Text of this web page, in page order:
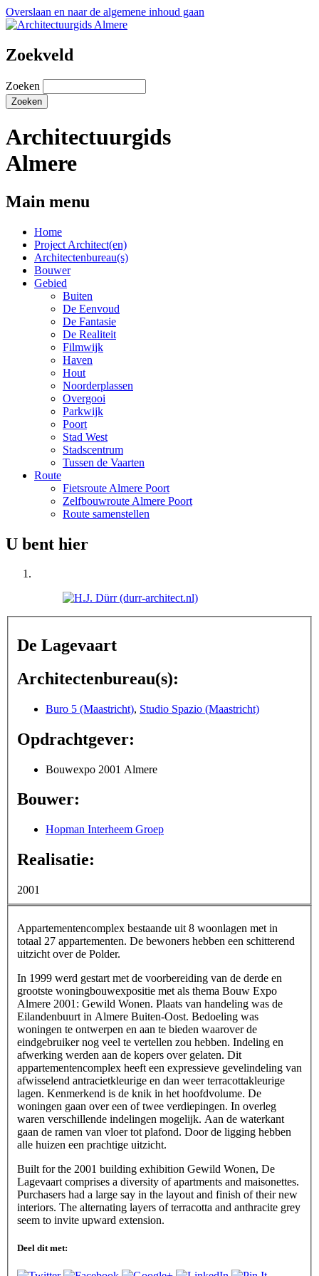
Overslaan en naar de algemene inhoud gaan
Zoekveld
Zoeken
Architectuurgids
Almere
Main menu
Home
Project Architect(en)
Architectenbureau(s)
Bouwer
Gebied
Buiten
De Eenvoud
De Fantasie
De Realiteit
Filmwijk
Haven
Hout
Noorderplassen
Overgooi
Parkwijk
Poort
Stad West
Stadscentrum
Tussen de Vaarten
Route
Fietsroute Almere Poort
Zelfbouwroute Almere Poort
Route samenstellen
U bent hier
De Lagevaart
Architectenbureau(s):
Buro 5 (Maastricht), Studio Spazio (Maastricht)
Opdrachtgever:
Bouwexpo 2001 Almere
Bouwer:
Hopman Interheem Groep
Realisatie:
2001
Appartementencomplex bestaande uit 8 woonlagen met in
totaal 27 appartementen. De bewoners hebben een schitterend
uitzicht over de Polder.
In 1999 werd gestart met de voorbereiding van de derde en
grootste woningbouwexpositie met als thema Bouw Expo
Almere 2001: Gewild Wonen. Plaats van handeling was de
Eilandenbuurt in Almere Buiten-Oost. Bedoeling was
woningen te ontwerpen en aan te bieden waarover de
eindgebruiker nog veel te vertellen zou hebben. Indeling en
afwerking werden aan de kopers over gelaten. Dit
appartementencomplex heeft een expressieve gevelindeling van
afwisselend antracietkleurige en dan weer terracottakleurige
lagen. Kenmerkend is de knik in het hoofdvolume. De
woningen gaan over een of twee verdiepingen. In overleg
waren verschillende indelingen mogelijk. Aan de waterkant
gaan de ramen van vloer tot plafond. Door de ligging hebben
alle huizen een prachtige uitzicht.
Built for the 2001 building exhibition Gewild Wonen, De
Lagevaart comprises a diversity of apartments and maisonettes.
Purchasers had a large say in the layout and finish of their new
interiors. The alternating layers of terracotta and anthracite grey
seem to invite upward extension.
Deel dit met: